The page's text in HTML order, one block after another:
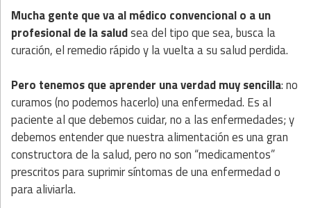
Mucha gente que va al médico convencional o a un
profesional de la saludsea del tipo que sea, busca la
curación, el remedio rápido y la vuelta a su salud perdida.
Pero tenemos que aprender una verdad muy sencilla: no
curamos (no podemos hacerlo) una enfermedad. Es al
paciente al que debemos cuidar, no a las enfermedades; y
debemos entender que nuestra alimentación es una gran
constructora de la salud, pero no son “medicamentos”
prescritos para suprimir síntomas de una enfermedad o
para aliviarla.